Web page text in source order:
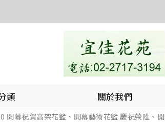
類 關於我們
開幕祝賀高架花籃、開幕藝術花籃 慶祝榮陞、